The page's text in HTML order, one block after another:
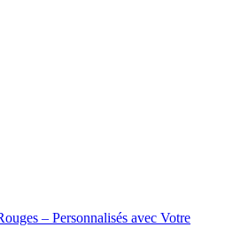
– Personnalisés avec Votre